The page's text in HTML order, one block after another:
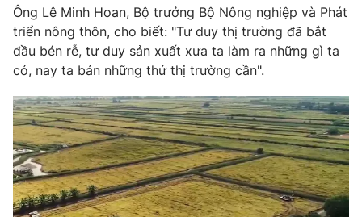
Ông Lê Minh Hoan, Bộ trưởng Bộ Nông nghiệp và Phát
triển nông thôn, cho biết: "Tư duy thị trường đã bắt
đầu bén rễ, tư duy sản xuất xưa ta làm ra những gì ta
có, nay ta bán những thứ thị trường cần".